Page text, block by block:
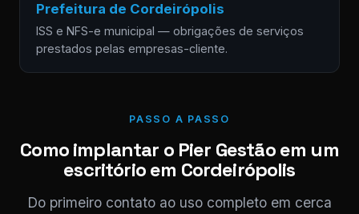
Prefeitura de Cordeirópolis
ISS e NFS-e municipal — obrigações de serviços
prestados pelas empresas-cliente.
PASSO A PASSO
Como implantar o Pier Gestão em um
escritório em Cordeirópolis
Do primeiro contato ao uso completo em cerca